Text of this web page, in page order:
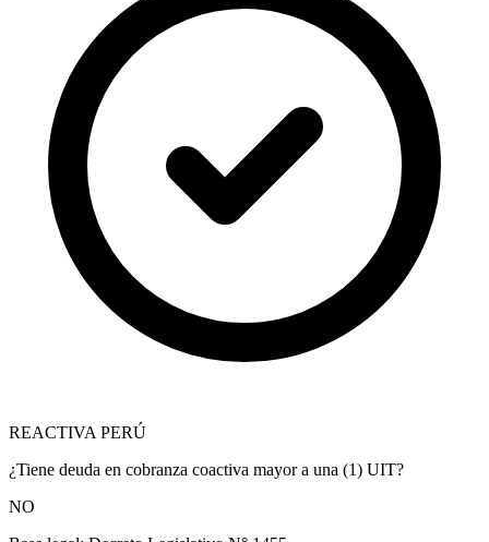
REACTIVA PERÚ
¿Tiene deuda en cobranza coactiva mayor a una (1) UIT?
NO